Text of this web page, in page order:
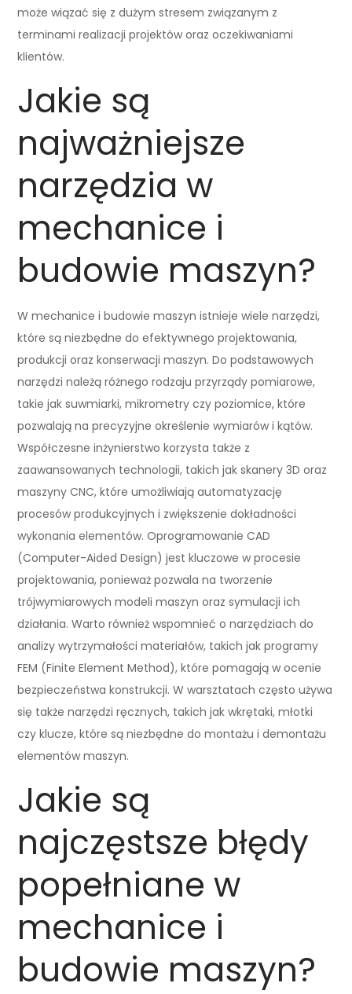
może wiązać się z dużym stresem związanym z
terminami realizacji projektów oraz oczekiwaniami
klientów.
Jakie są
najważniejsze
narzędzia w
mechanice i
budowie maszyn?
W mechanice i budowie maszyn istnieje wiele narzędzi,
które są niezbędne do efektywnego projektowania,
produkcji oraz konserwacji maszyn. Do podstawowych
narzędzi należą różnego rodzaju przyrządy pomiarowe,
takie jak suwmiarki, mikrometry czy poziomice, które
pozwalają na precyzyjne określenie wymiarów i kątów.
Współczesne inżynierstwo korzysta także z
zaawansowanych technologii, takich jak skanery 3D oraz
maszyny CNC, które umożliwiają automatyzację
procesów produkcyjnych i zwiększenie dokładności
wykonania elementów. Oprogramowanie CAD
(Computer-Aided Design) jest kluczowe w procesie
projektowania, ponieważ pozwala na tworzenie
trójwymiarowych modeli maszyn oraz symulacji ich
działania. Warto również wspomnieć o narzędziach do
analizy wytrzymałości materiałów, takich jak programy
FEM (Finite Element Method), które pomagają w ocenie
bezpieczeństwa konstrukcji. W warsztatach często używa
się także narzędzi ręcznych, takich jak wkrętaki, młotki
czy klucze, które są niezbędne do montażu i demontażu
elementów maszyn.
Jakie są
najczęstsze błędy
popełniane w
mechanice i
budowie maszyn?